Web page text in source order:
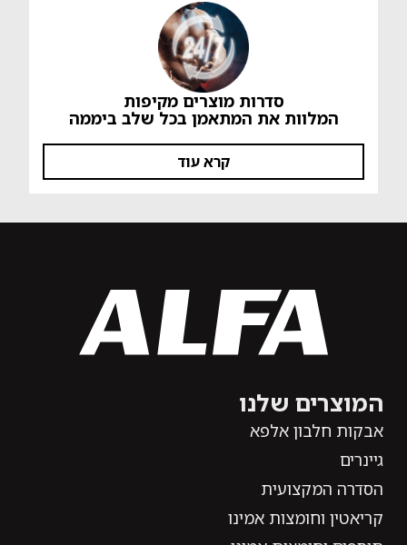
סדרות מוצרים מקיפות
המלוות את המתאמן בכל שלב ביממה
קרא עוד
המוצרים שלנו
אבקות חלבון אלפא
גיינרים
הסדרה המקצועית
קריאטין וחומצות אמינו